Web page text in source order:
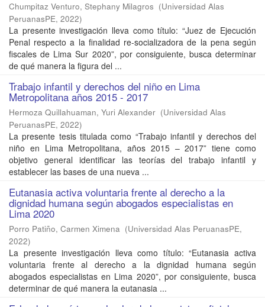
Chumpitaz Venturo, Stephany Milagros (Universidad Alas
PeruanasPE, 2022)
La presente investigación lleva como título: “Juez de Ejecución
Penal respecto a la finalidad re-socializadora de la pena según
fiscales de Lima Sur 2020”, por consiguiente, busca determinar
de qué manera la figura del ...
Trabajo infantil y derechos del niño en Lima
Metropolitana años 2015 - 2017
Hermoza Quillahuaman, Yuri Alexander (Universidad Alas
PeruanasPE, 2022)
La presente tesis titulada como “Trabajo infantil y derechos del
niño en Lima Metropolitana, años 2015 – 2017” tiene como
objetivo general identificar las teorías del trabajo infantil y
establecer las bases de una nueva ...
Eutanasia activa voluntaria frente al derecho a la
dignidad humana según abogados especialistas en
Lima 2020
Porro Patiño, Carmen Ximena (Universidad Alas PeruanasPE,
2022)
La presente investigación lleva como título: “Eutanasia activa
voluntaria frente al derecho a la dignidad humana según
abogados especialistas en Lima 2020”, por consiguiente, busca
determinar de qué manera la eutanasia ...